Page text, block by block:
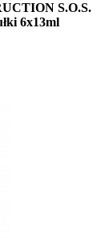
S.O.S.
6x13ml